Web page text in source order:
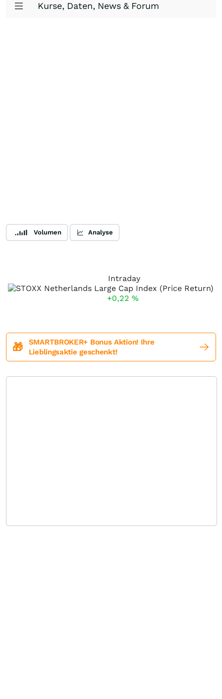
Kurse, Daten, News & Forum
Volumen Analyse
Intraday
+0,22 %
🎁
SMARTBROKER+ Bonus Aktion! Ihre
Lieblingsaktie geschenkt!